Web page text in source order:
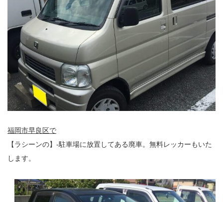
福岡市早良区で
【ラシーンの】-駐車場に放置してある廃車。無料レッカーもいた
します。